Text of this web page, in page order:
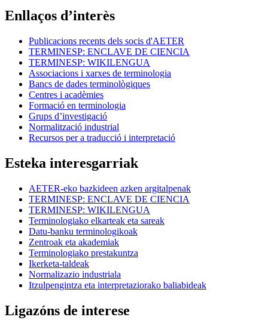
Enllaços d’interès
Publicacions recents dels socis d'AETER
TERMINESP: ENCLAVE DE CIENCIA
TERMINESP: WIKILENGUA
Associacions i xarxes de terminologia
Bancs de dades terminològiques
Centres i acadèmies
Formació en terminologia
Grups d’investigació
Normalització industrial
Recursos per a traducció i interpretació
Esteka interesgarriak
AETER-eko bazkideen azken argitalpenak
TERMINESP: ENCLAVE DE CIENCIA
TERMINESP: WIKILENGUA
Terminologiako elkarteak eta sareak
Datu-banku terminologikoak
Zentroak eta akademiak
Terminologiako prestakuntza
Ikerketa-taldeak
Normalizazio industriala
Itzulpengintza eta interpretaziorako baliabideak
Ligazóns de interese